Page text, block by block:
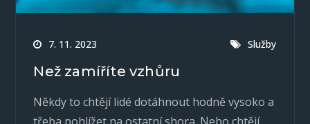
7. 11. 2023 Služby
Než zamíříte vzhůru
Někdy to chtějí lidé dotáhnout hodně vysoko a